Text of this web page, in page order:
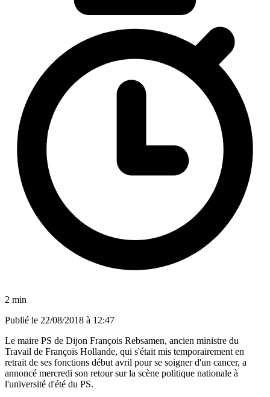
2 min
Publié le 22/08/2018 à 12:47
Le maire PS de Dijon François Rebsamen, ancien ministre du
Travail de François Hollande, qui s'était mis temporairement en
retrait de ses fonctions début avril pour se soigner d'un cancer, a
annoncé mercredi son retour sur la scène politique nationale à
l'université d'été du PS.